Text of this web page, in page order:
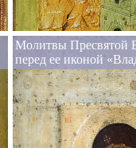
Молитвы Пресвятой
перед ее иконой